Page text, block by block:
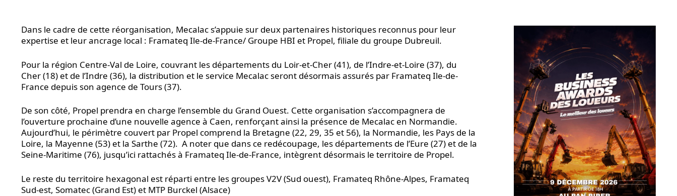
Dans le cadre de cette réorganisation, Mecalac s’appuie sur deux partenaires historiques reconnus pour leur
expertise et leur ancrage local : Framateq Ile-de-France/ Groupe HBI et Propel, filiale du groupe Dubreuil.
Pour la région Centre-Val de Loire, couvrant les départements du Loir-et-Cher (41), de l’Indre-et-Loire (37), du
Cher (18) et de l’Indre (36), la distribution et le service Mecalac seront désormais assurés par Framateq Ile-de-
France depuis son agence de Tours (37).
De son côté, Propel prendra en charge l’ensemble du Grand Ouest. Cette organisation s’accompagnera de
l’ouverture prochaine d’une nouvelle agence à Caen, renforçant ainsi la présence de Mecalac en Normandie.
Aujourd’hui, le périmètre couvert par Propel comprend la Bretagne (22, 29, 35 et 56), la Normandie, les Pays de la
Loire, la Mayenne (53) et la Sarthe (72). A noter que dans ce redécoupage, les départements de l’Eure (27) et de la
Seine-Maritime (76), jusqu’ici rattachés à Framateq Ile-de-France, intègrent désormais le territoire de Propel.
Le reste du territoire hexagonal est réparti entre les groupes V2V (Sud ouest), Framateq Rhône-Alpes, Framateq
Sud-est, Somatec (Grand Est) et MTP Burckel (Alsace)